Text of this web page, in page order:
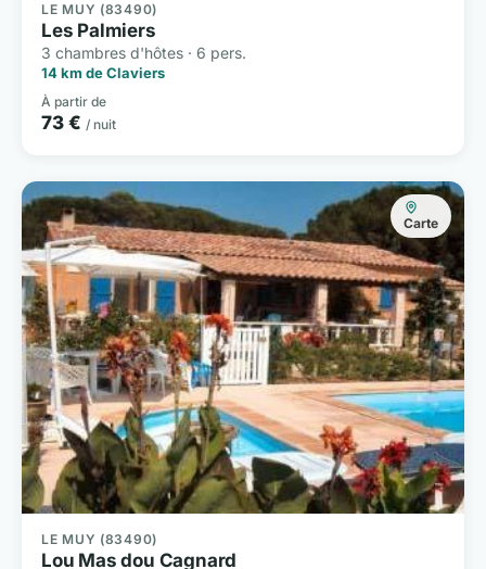
LE MUY (83490)
Les Palmiers
3 chambres d'hôtes · 6 pers.
14 km de Claviers
À partir de
73 € / nuit
Carte
LE MUY (83490)
Lou Mas dou Cagnard